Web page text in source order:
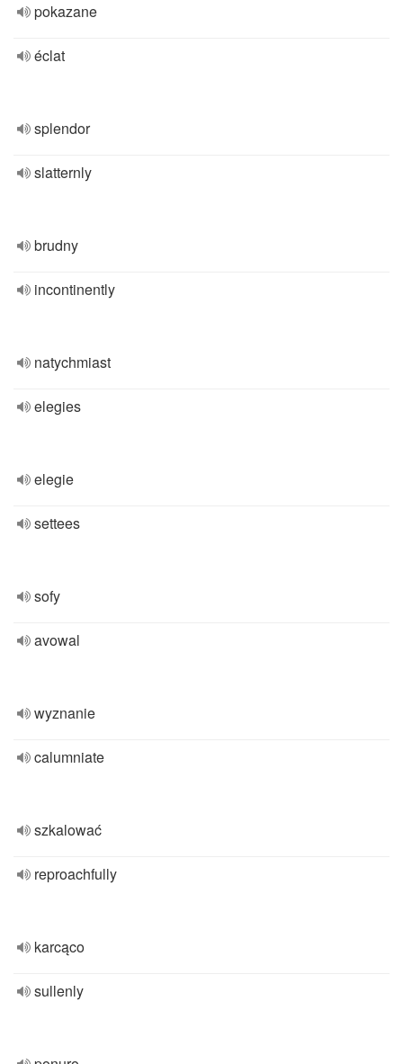
pokazane
éclat
splendor
slatternly
brudny
incontinently
natychmiast
elegies
elegie
settees
sofy
avowal
wyznanie
calumniate
szkalować
reproachfully
karcąco
sullenly